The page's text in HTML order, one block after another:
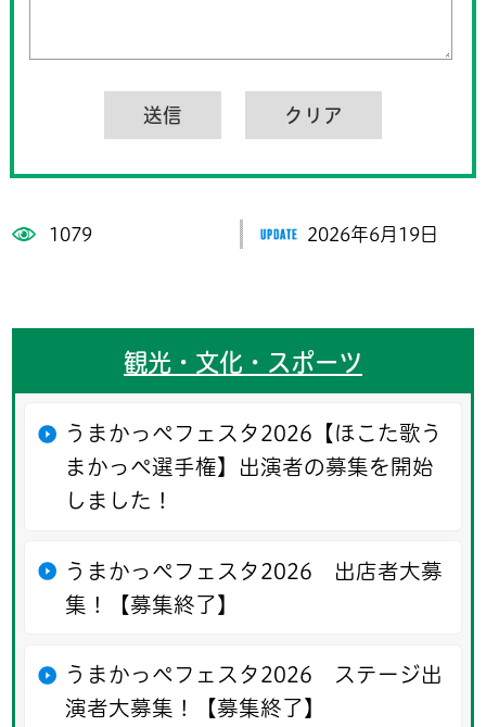
1079 2026年6月19日
観光・文化・スポーツ
うまかっぺフェスタ2026【ほこた歌う
まかっぺ選手権】出演者の募集を開始
しました！
うまかっぺフェスタ2026 出店者大募
集！【募集終了】
うまかっぺフェスタ2026 ステージ出
演者大募集！【募集終了】